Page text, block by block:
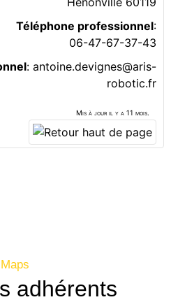
Téléphone professionnel:
06-47-67-37-43
: antoine.devignes@aris-
robotic.fr
Mis à jour il y a 11 mois.
Maps
adhérents